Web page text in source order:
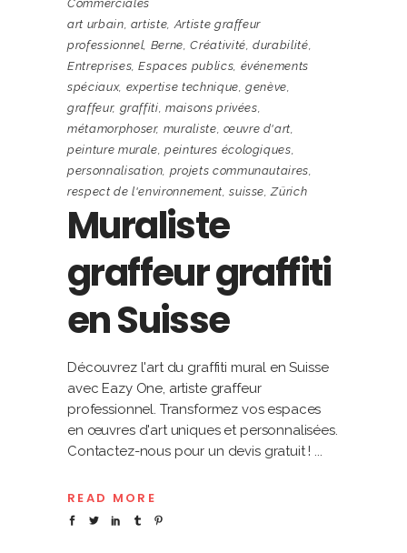
Commerciales
art urbain artiste Artiste graffeur
professionnel Berne ,Créativité ,durabilité
Entreprises ,Espaces publics événements
spéciaux, expertise technique ,genève
graffeur, graffiti ,maisons privées
métamorphoser, muraliste œuvre d'art
peinture murale ,peintures écologiques
personnalisation projets communautaires
respect de l'environnement ,suisse ,Zürich
Muraliste
graffeur graffiti
en Suisse
Découvrez l'art du graffiti mural en Suisse
avec Eazy One, artiste graffeur
professionnel. Transformez vos espaces
en œuvres d'art uniques et personnalisées.
Contactez-nous pour un devis gratuit !
READ MORE